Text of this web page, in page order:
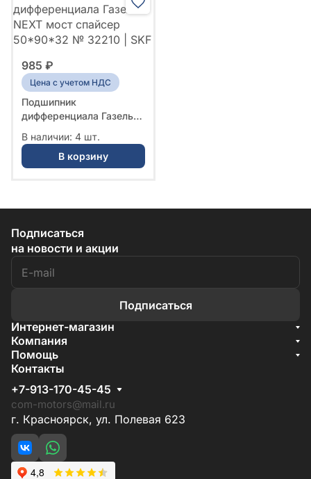
985 ₽
Цена с учетом НДС
Подшипник
дифференциала Газель
50*90*32 № 32210 | SKF
В наличии: 4 шт.
В корзину
Подписаться
на новости и акции
Подписаться
Интернет-магазин
Акции
Бренды
Компания
О компании
Документы
Условия поставки
Отзывы
Помощь
Условия доставки
Способы оплаты
Гарантия на товар
Контакты
+7-913-170-45-45
com-motors@mail.ru
г. Красноярск, ул. Полевая 623